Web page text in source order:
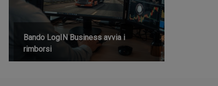
Bando LogIN Business avvia i
rimborsi